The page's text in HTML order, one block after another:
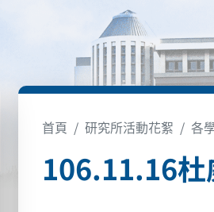
首頁 研究所活動花絮 各
106.11.16杜